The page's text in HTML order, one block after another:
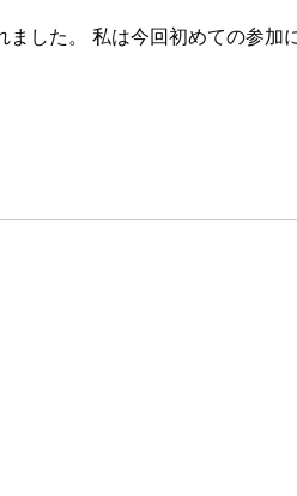
した。 私は今回初めての参加